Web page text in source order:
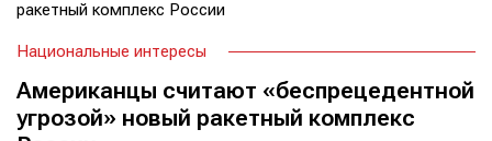
Национальные интересы
Американцы считают «беспрецедентной
угрозой» новый ракетный комплекс